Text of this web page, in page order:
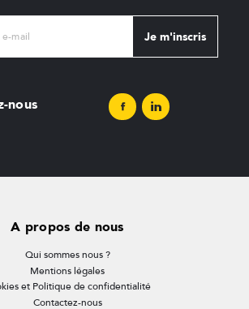
Je m'inscris
nous
A propos de nous
Qui sommes nous ?
Mentions légales
et Politique de confidentialité
Contactez-nous